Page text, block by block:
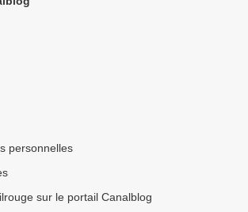
personnelles
sur le portail Canalblog